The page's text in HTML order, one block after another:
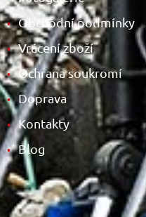
• Obchodní podmínky
• Vrácení zboží
• Ochrana soukromí
• Doprava
• Kontakty
• Blog